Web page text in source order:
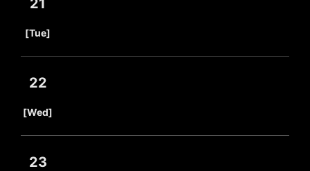
21
[Tue]
22
[Wed]
23